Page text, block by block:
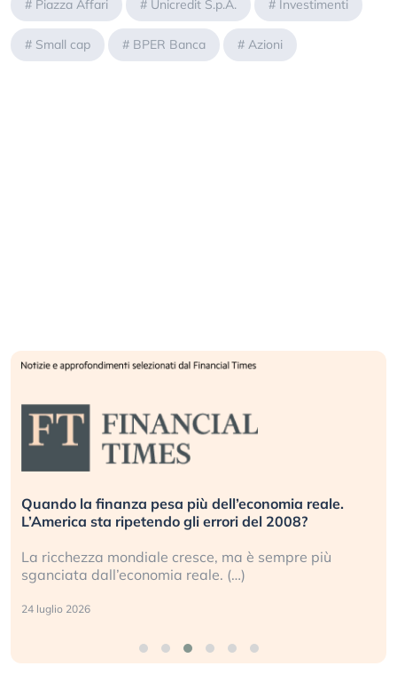
# Piazza Affari # Unicredit S.p.A. # Investimenti
# Small cap # BPER Banca # Azioni
Quando la finanza pesa più dell’economia reale.
L’America sta ripetendo gli errori del 2008?
La ricchezza mondiale cresce, ma è sempre più
sganciata dall’economia reale. (…)
24 luglio 2026